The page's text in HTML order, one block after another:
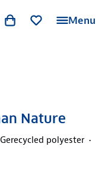
Menu
Nature
Gerecycled polyester